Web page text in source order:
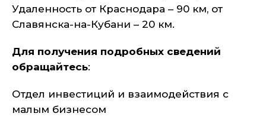
Удаленность от Краснодара – 90 км, от
Славянска-на-Кубани – 20 км.
Для получения подробных сведений
обращайтесь:
Отдел инвестиций и взаимодействия с
малым бизнесом